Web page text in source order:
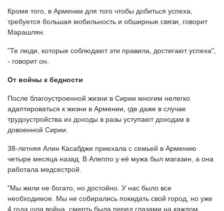
Кроме того, в Армении для того чтобы добиться успеха,
требуется большая мобильность и обширные связи, говорит
Марашлян.
"Те люди, которые соблюдают эти правила, достигают успеха",
- говорит он.
От войны к бедности
После благоустроенной жизни в Сирии многим нелегко
адаптироваться к жизни в Армении, где даже в случае
трудоустройства их доходы в разы уступают доходам в
довоенной Сирии.
38-летняя Алин Касабджи приехала с семьей в Армению
четыре месяца назад. В Алеппо у её мужа был магазин, а она
работала медсестрой.
"Мы жили не богато, но достойно. У нас было все
необходимое. Мы не собирались покидать свой город, но уже
4 года шла война, смерть была перед глазами на каждом